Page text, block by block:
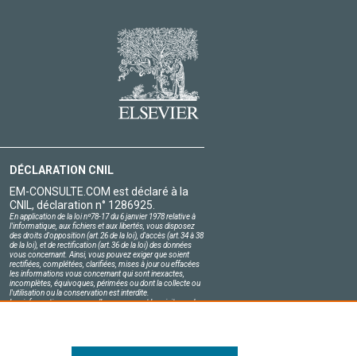
DÉCLARATION CNIL
EM-CONSULTE.COM est déclaré à la
CNIL, déclaration n° 1286925.
En application de la loi nº78-17 du 6 janvier 1978 relative à
l'informatique, aux fichiers et aux libertés, vous disposez
des droits d'opposition (art.26 de la loi), d'accès (art.34 à 38
de la loi), et de rectification (art.36 de la loi) des données
vous concernant. Ainsi, vous pouvez exiger que soient
rectifiées, complétées, clarifiées, mises à jour ou effacées
les informations vous concernant qui sont inexactes,
incomplètes, équivoques, périmées ou dont la collecte ou
l'utilisation ou la conservation est interdite.
Les informations personnelles concernant les visiteurs de